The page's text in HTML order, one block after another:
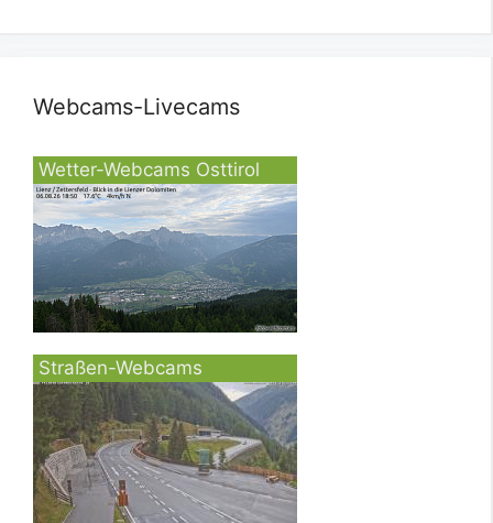
Webcams-Livecams
Wetter-Webcams Osttirol
Straßen-Webcams